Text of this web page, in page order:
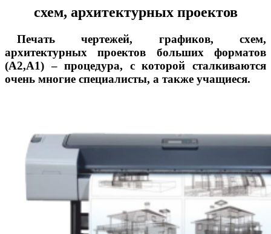
схем, архитектурных проектов
Печать чертежей, графиков, схем,
архитектурных проектов больших форматов
(А2,А1) – процедура, с которой сталкиваются
очень многие специалисты, а также учащиеся.